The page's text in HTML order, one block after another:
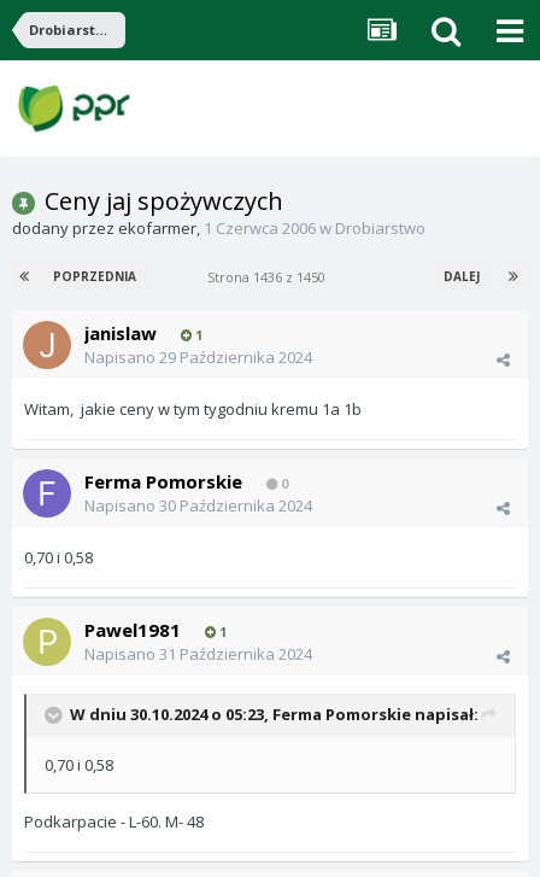
Drobiarstwo
Ceny jaj spożywczych
dodany przez ekofarmer, 1 Czerwca 2006w Drobiarstwo
POPRZEDNIA DALEJ
Strona 1436 z 1450
janislaw 1
Napisano 29 Października 2024
Witam, jakie ceny w tym tygodniu kremu 1a 1b
Ferma Pomorskie 0
Napisano 30 Października 2024
0,70 i 0,58
Pawel1981 1
Napisano 31 Października 2024
W dniu 30.10.2024 o 05:23, Ferma Pomorskie napisał:
0,70 i 0,58
Podkarpacie - L-60. M- 48